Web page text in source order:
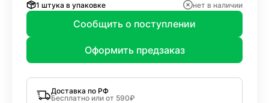
1 штука в упаковке нет в наличии
Сообщить о поступлении
Оформить предзаказ
Доставка по РФ
Бесплатно или от 590₽